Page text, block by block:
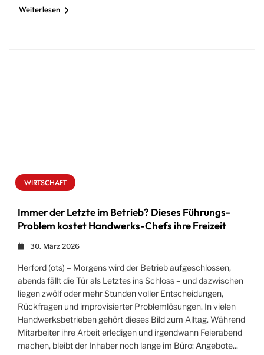
Weiterlesen
WIRTSCHAFT
Immer der Letzte im Betrieb? Dieses Führungs-
Problem kostet Handwerks-Chefs ihre Freizeit
30. März 2026
Herford (ots) – Morgens wird der Betrieb aufgeschlossen,
abends fällt die Tür als Letztes ins Schloss – und dazwischen
liegen zwölf oder mehr Stunden voller Entscheidungen,
Rückfragen und improvisierter Problemlösungen. In vielen
Handwerksbetrieben gehört dieses Bild zum Alltag. Während
Mitarbeiter ihre Arbeit erledigen und irgendwann Feierabend
machen, bleibt der Inhaber noch lange im Büro: Angebote...